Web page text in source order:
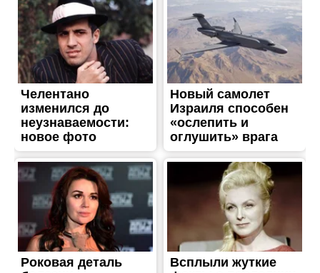
ЖИТТЯ
Армія рф обстріляла три
громади Нікопольського
району: подробиці від
поліції